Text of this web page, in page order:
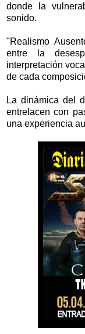
donde la
sonido.
"Realismo
entre la
interpretación
de cada
La dinámica del
entrelacen con
una experiencia